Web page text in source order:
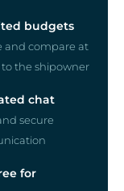
budgets
and compare at
to the shipowner
chat
secure
for